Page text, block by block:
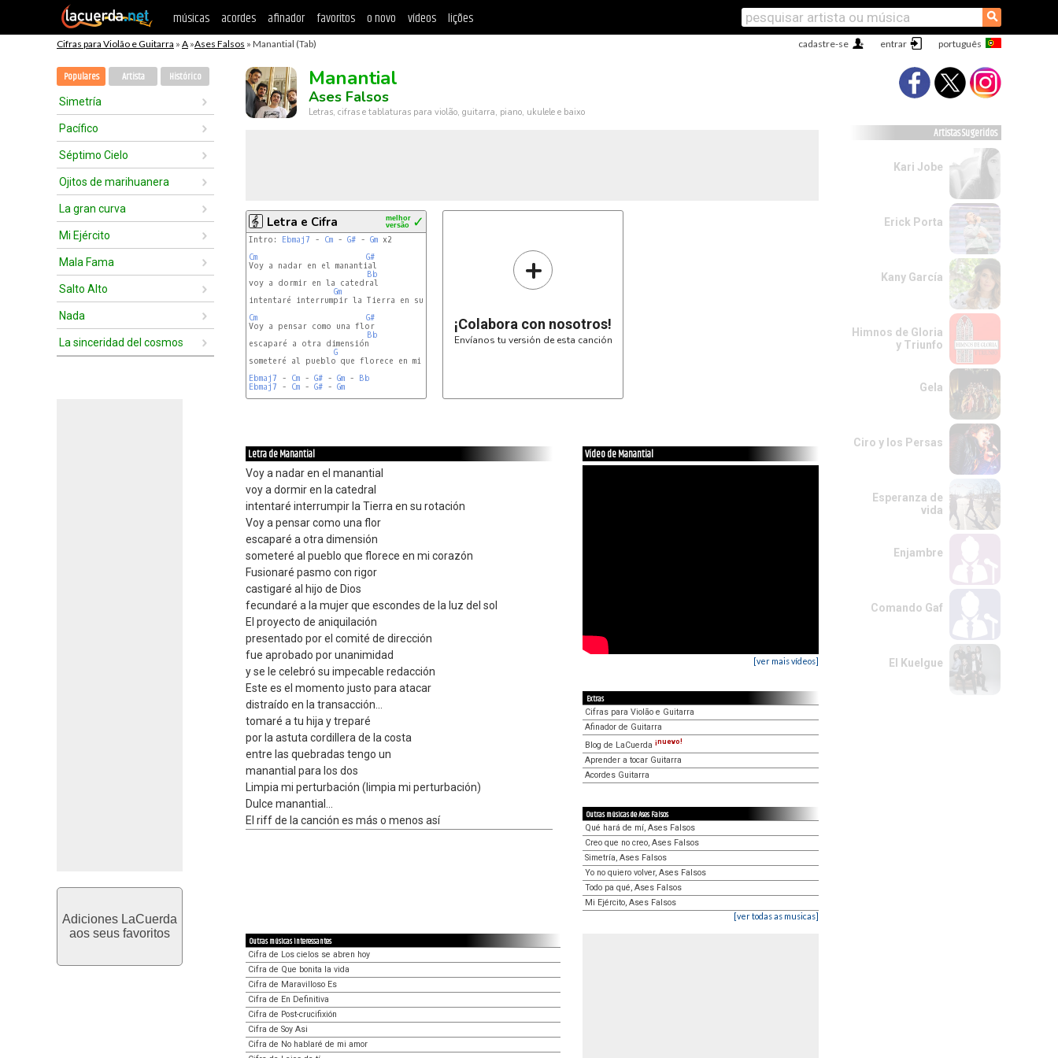
músicas acordes afinador favoritos o novo vídeos lições ⚲
Cifras para Violão e Guitarra » A »Ases Falsos » Manantial (Tab) entrar
cadastre-se
Populares Artista Histórico
Simetría
Pacífico
Séptimo Cielo
Ojitos de marihuanera
La gran curva
Mi Ejército
Mala Fama
Salto Alto
Nada
La sinceridad del cosmos
Adiciones LaCuerda
aos seus favoritos
Manantial
Ases Falsos
Letras, cifras e tablaturas para violão, guitarra, piano, ukulele e baixo
Letra e Cifra ✓
melhor
versão
Intro: Ebmaj7 - Cm - G# - Gm x2
Cm
G#
Voy a nadar en el manantial
Bb
voy a dormir en la catedral
Gm
intentaré interrumpir la Tierra en su rotación
Cm
G#
Voy a pensar como una flor
Bb
escaparé a otra dimensión
G
someteré al pueblo que florece en mi corazón
Ebmaj7 - Cm - G# - Gm - Bb
Ebmaj7 - Cm - G# - Gm
+
¡Colabora con nosotros!
Envíanos tu versión de esta canción
Letra de Manantial
Voy a nadar en el manantial
voy a dormir en la catedral
intentaré interrumpir la Tierra en su rotación
Voy a pensar como una flor
escaparé a otra dimensión
someteré al pueblo que florece en mi corazón
Fusionaré pasmo con rigor
castigaré al hijo de Dios
fecundaré a la mujer que escondes de la luz del sol
El proyecto de aniquilación
presentado por el comité de dirección
fue aprobado por unanimidad
y se le celebró su impecable redacción
Este es el momento justo para atacar
distraído en la transacción...
tomaré a tu hija y treparé
por la astuta cordillera de la costa
entre las quebradas tengo un
manantial para los dos
Limpia mi perturbación (limpia mi perturbación)
Dulce manantial...
El riff de la canción es más o menos así
Vídeo de Manantial
[ver mais vídeos]
Extras
Cifras para Violão e Guitarra
Afinador de Guitarra
Blog de LaCuerda ¡nuevo!
Aprender a tocar Guitarra
Acordes Guitarra
Outras músicas de Ases Falsos
Qué hará de mí, Ases Falsos
Creo que no creo, Ases Falsos
Simetría, Ases Falsos
Yo no quiero volver, Ases Falsos
Todo pa qué, Ases Falsos
Mi Ejército, Ases Falsos
[ver todas as musicas]
Outras músicas interessantes
Cifra de Los cielos se abren hoy
Cifra de Que bonita la vida
Cifra de Maravilloso Es
Cifra de En Definitiva
Cifra de Post-crucifixión
Cifra de Soy Asi
Cifra de No hablaré de mi amor
Artistas Sugeridos
Kari Jobe
Erick Porta
Kany García
Himnos de Gloria
y Triunfo
Gela
Ciro y los Persas
Esperanza de
vida
Enjambre
Comando Gaf
El Kuelgue